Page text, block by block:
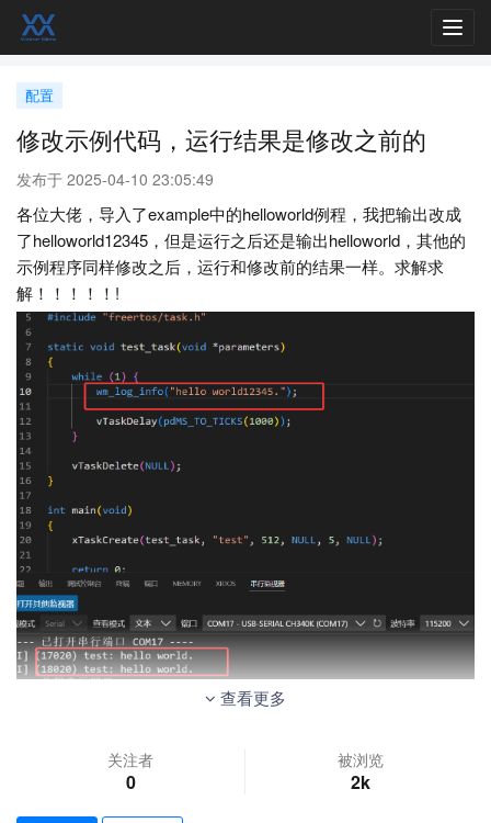
配置
修改示例代码，运行结果是修改之前的
发布于 2025-04-10 23:05:49
各位大佬，导入了example中的helloworld例程，我把输出改成
了helloworld12345，但是运行之后还是输出helloworld，其他的
示例程序同样修改之后，运行和修改前的结果一样。求解求
解！！！！！!
查看更多
关注者
0
被浏览
2k